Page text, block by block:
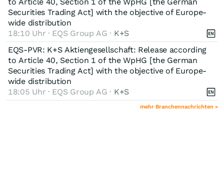
Securities Trading Act] with the objective of Europe-
wide distribution
18:10 Uhr · EQS Group AG · K+S
EQS-PVR: K+S Aktiengesellschaft: Release according
to Article 40, Section 1 of the WpHG [the German
Securities Trading Act] with the objective of Europe-
wide distribution
18:05 Uhr · EQS Group AG · K+S
mehr Branchennachrichten »